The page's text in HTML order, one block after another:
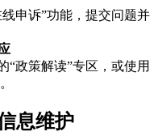
申诉”功能，提交问题并
“政策解读”专区，或使用
息维护